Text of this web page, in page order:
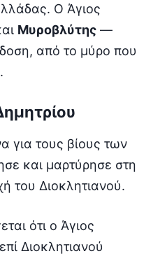
Ο Άγιος
Μυροβλύτης —
από το μύρο που
για τους βίους των
και μαρτύρησε στη
του Διοκλητιανού.
ότι ο Άγιος
Διοκλητιανού